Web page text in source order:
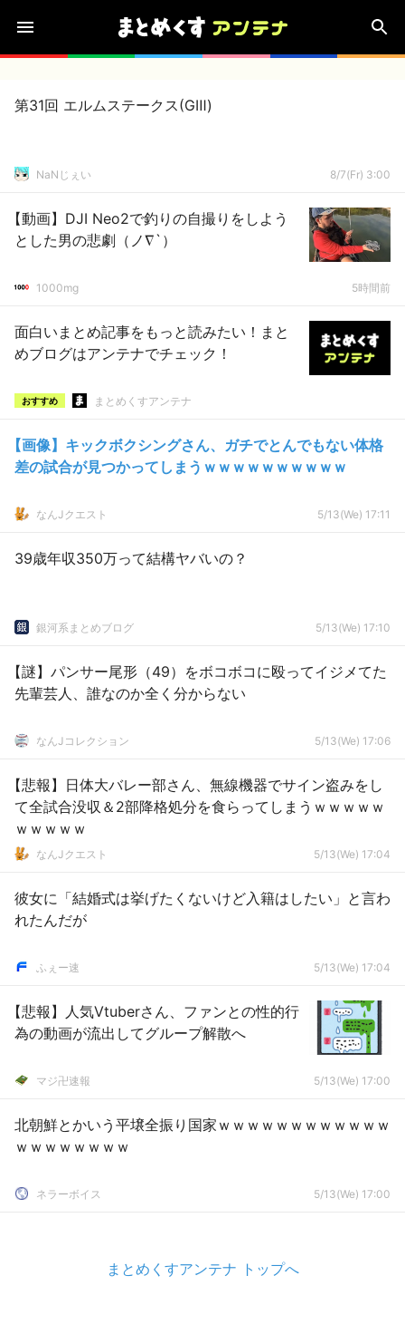
第31回 エルムステークス(GⅢ)
NaNじぇい 8/7(Fr) 3:00
【動画】DJI Neo2で釣りの自撮りをしよう
とした男の悲劇（ノ∇`）
1000mg 5時間前
面白いまとめ記事をもっと読みたい！まと
めブログはアンテナでチェック！
おすすめ まとめくすアンテナ
【画像】キックボクシングさん、ガチでとんでもない体格
差の試合が見つかってしまうｗｗｗｗｗｗｗｗｗｗ
なんJクエスト 5/13(We) 17:11
39歳年収350万って結構ヤバいの？
銀河系まとめブログ 5/13(We) 17:10
【謎】パンサー尾形（49）をボコボコに殴ってイジメてた
先輩芸人、誰なのか全く分からない
なんJコレクション 5/13(We) 17:06
【悲報】日体大バレー部さん、無線機器でサイン盗みをし
て全試合没収＆2部降格処分を食らってしまうｗｗｗｗｗ
ｗｗｗｗｗ
なんJクエスト 5/13(We) 17:04
彼女に「結婚式は挙げたくないけど入籍はしたい」と言わ
れたんだが
ふぇー速 5/13(We) 17:04
【悲報】人気Vtuberさん、ファンとの性的行
為の動画が流出してグループ解散へ
マジ卍速報 5/13(We) 17:00
北朝鮮とかいう平壌全振り国家ｗｗｗｗｗｗｗｗｗｗｗｗ
ｗｗｗｗｗｗｗｗ
ネラーボイス 5/13(We) 17:00
まとめくすアンテナ トップへ